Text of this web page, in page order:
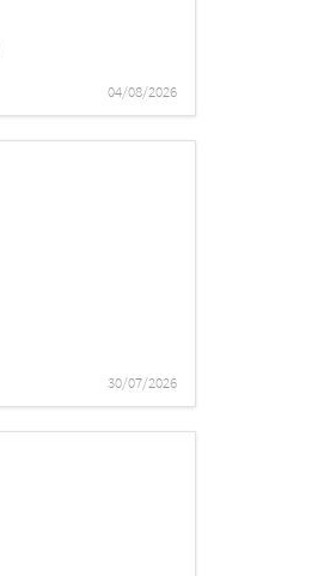
04/08/2026
30/07/2026